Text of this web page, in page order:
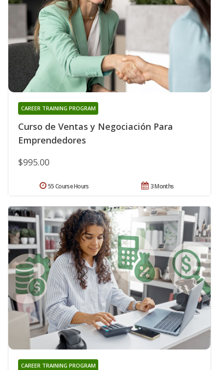
Curso de Ventas y Negociación Para
Emprendedores
CAREER TRAINING PROGRAM
$995.00
3 Months
55 Course Hours
CAREER TRAINING PROGRAM